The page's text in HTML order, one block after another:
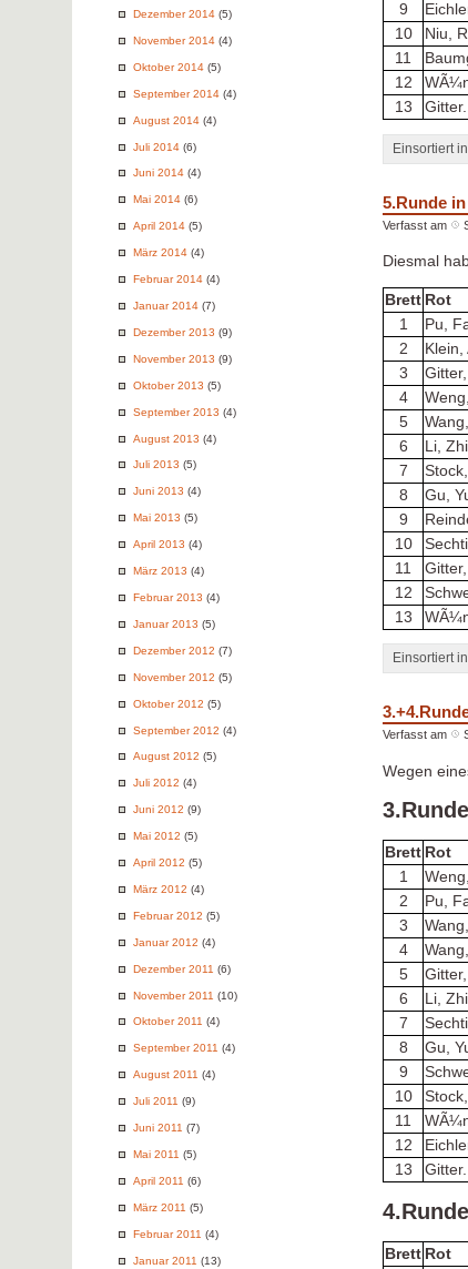
Dezember 2014 (5)
November 2014 (4)
Oktober 2014 (5)
September 2014 (4)
August 2014 (4)
Juli 2014 (6)
Juni 2014 (4)
Mai 2014 (6)
April 2014 (5)
März 2014 (4)
Februar 2014 (4)
Januar 2014 (7)
Dezember 2013 (9)
November 2013 (9)
Oktober 2013 (5)
September 2013 (4)
August 2013 (4)
Juli 2013 (5)
Juni 2013 (4)
Mai 2013 (5)
April 2013 (4)
März 2013 (4)
Februar 2013 (4)
Januar 2013 (5)
Dezember 2012 (7)
November 2012 (5)
Oktober 2012 (5)
September 2012 (4)
August 2012 (5)
Juli 2012 (4)
Juni 2012 (9)
Mai 2012 (5)
April 2012 (5)
März 2012 (4)
Februar 2012 (5)
Januar 2012 (4)
Dezember 2011 (6)
November 2011 (10)
Oktober 2011 (4)
September 2011 (4)
August 2011 (4)
Juli 2011 (9)
Juni 2011 (7)
Mai 2011 (5)
April 2011 (6)
März 2011 (5)
Februar 2011 (4)
Januar 2011 (13)
9
10
Niu,
11
12
13
Einsortiert
5.Runde
Verfasst am
Diesmal
Brett Rot
1
Pu,
2
Klein,
3
4
5
6
Li, Zhi
7
8
Gu,
9
10
11
12
13
Einsortiert
Verfasst am
Wegen
3.Runde
Brett Rot
1
2
Pu,
3
4
5
6
Li, Zhi
7
8
Gu,
9
10
11
12
13
4.Runde
Brett Rot